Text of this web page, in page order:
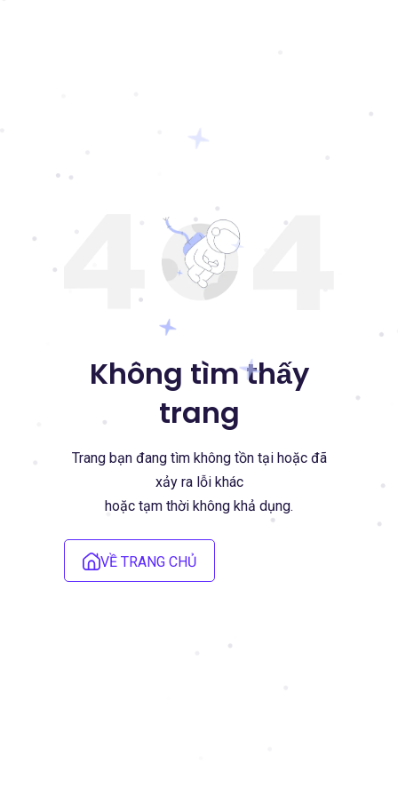
Không tìm thấy
trang
Trang bạn đang tìm không tồn tại hoặc đã
xảy ra lỗi khác
hoặc tạm thời không khả dụng.
VỀ TRANG CHỦ